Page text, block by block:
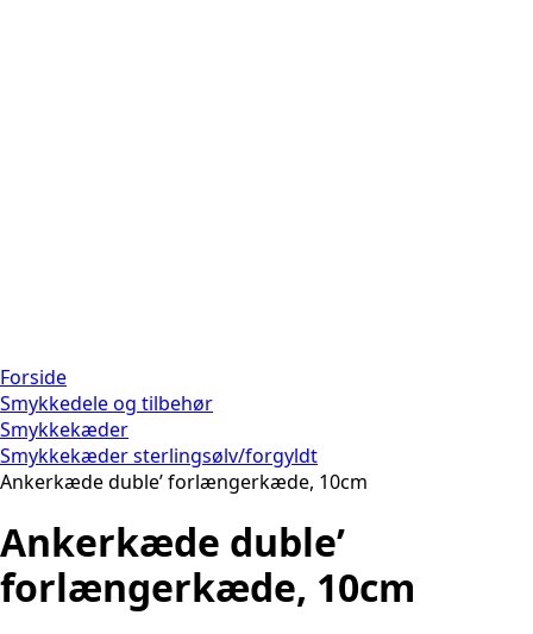
Forside
Smykkedele og tilbehør
Smykkekæder
Smykkekæder sterlingsølv/forgyldt
Ankerkæde duble’ forlængerkæde, 10cm
Ankerkæde duble’
forlængerkæde, 10cm